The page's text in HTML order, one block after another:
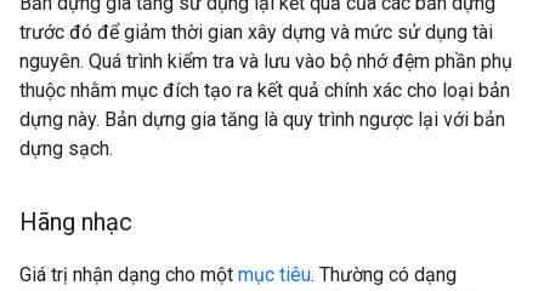
trước đó để giảm thời gian xây dựng và mức sử dụng tài
nguyên. Quá trình kiểm tra và lưu vào bộ nhớ đệm phần phụ
thuộc nhằm mục đích tạo ra kết quả chính xác cho loại bản
dựng này. Bản dựng gia tăng là quy trình ngược lại với bản
dựng sạch.
Hãng nhạc
Giá trị nhận dạng cho một mục tiêu. Thường có dạng